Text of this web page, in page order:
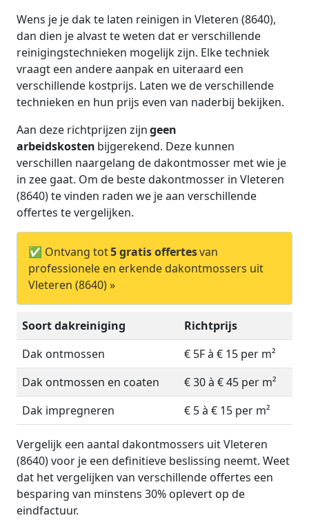
Wens je je dak te laten reinigen in Vleteren (8640),
dan dien je alvast te weten dat er verschillende
reinigingstechnieken mogelijk zijn. Elke techniek
vraagt een andere aanpak en uiteraard een
verschillende kostprijs. Laten we de verschillende
technieken en hun prijs even van naderbij bekijken.
Aan deze richtprijzen zijngeen
arbeidskosten bijgerekend. Deze kunnen
verschillen naargelang de dakontmosser met wie je
in zee gaat. Om de beste dakontmosser in Vleteren
(8640) te vinden raden we je aan verschillende
offertes te vergelijken.
✅ Ontvang tot5 gratis offertesvan
professionele en erkende dakontmossers uit
Vleteren (8640) »
Soort dakreiniging
Richtprijs
Dak ontmossen
€ 5F à € 15 per m²
Dak ontmossen en coaten
€ 30 à € 45 per m²
Dak impregneren
€ 5 à € 15 per m²
Vergelijk een aantal dakontmossers uit Vleteren
(8640) voor je een definitieve beslissing neemt. Weet
dat het vergelijken van verschillende offertes een
besparing van minstens 30% oplevert op de
eindfactuur.